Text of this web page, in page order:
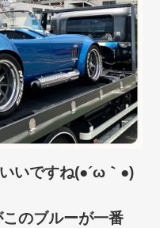
いですね(●´ω｀●)
のブルーが一番